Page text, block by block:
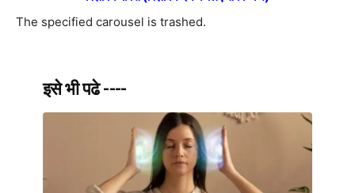
The specified carousel is trashed.
इसे भी पढे ----